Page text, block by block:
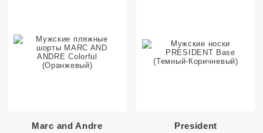
Marc and Andre President